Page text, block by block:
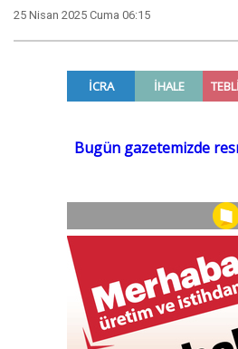
25 Nisan 2025 Cuma 06:15